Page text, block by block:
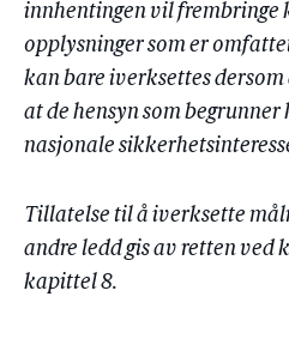
innhentingen vil frembringe
opplysninger som er
kan bare iverksettes
at de hensyn som
nasjonale
Tillatelse til å iverksette
andre ledd gis av retten ved
kapittel 8.